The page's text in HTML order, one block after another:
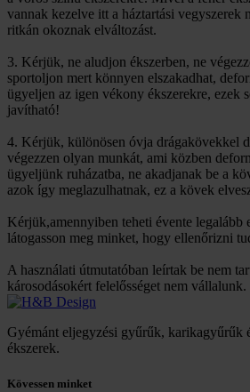
vannak kezelve itt a háztartási vegyszerek
ritkán okoznak elváltozást.
3. Kérjük, ne aludjon ékszerben, ne
sportoljon mert könnyen elszakadhat,
ügyeljen az igen vékony ékszerekre, ezek
javítható!
4. Kérjük, különösen óvja drágakövekkel
végezzen olyan munkát, ami közben
ügyeljünk ruházatba, ne akadjanak be a
azok így meglazulhatnak, ez a kövek
Kérjük,amennyiben teheti évente legalább
látogasson meg minket, hogy ellenőrizni
A használati útmutatóban leírtak be nem
károsodásokért felelősséget nem vállalunk.
Gyémánt eljegyzési gyűrűk, karikagyűrűk
ékszerek.
Kövessen minket